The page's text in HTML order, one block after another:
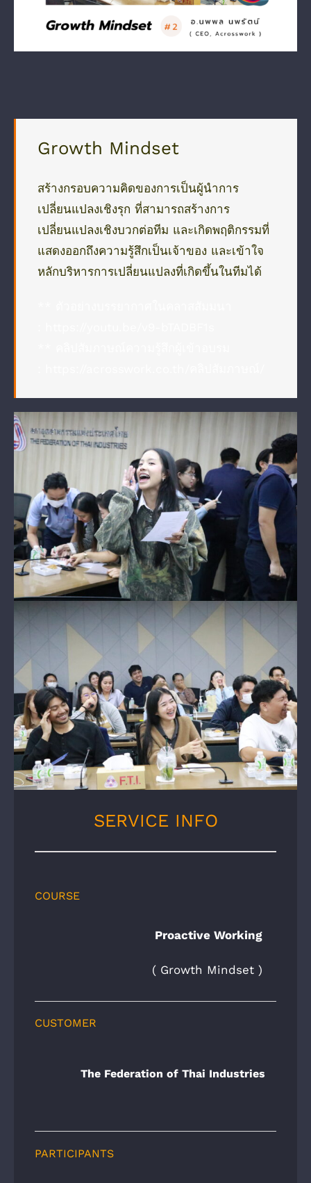
Growth Mindset
สร้างกรอบความคิดของการเป็นผู้นำการ
เปลี่ยนแปลงเชิงรุก ที่สามารถสร้างการ
เปลี่ยนแปลงเชิงบวกต่อทีม และเกิดพฤติกรรมที่
แสดงออกถึงความรู้สึกเป็นเจ้าของ และเข้าใจ
หลักบริหารการเปลี่ยนแปลงที่เกิดขึ้นในทีมได้
SERVICE INFO
COURSE
Proactive Working
( Growth Mindset )
CUSTOMER
The Federation of Thai Industries
PARTICIPANTS